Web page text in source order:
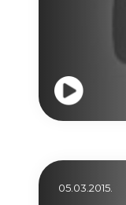
05.03.2015.